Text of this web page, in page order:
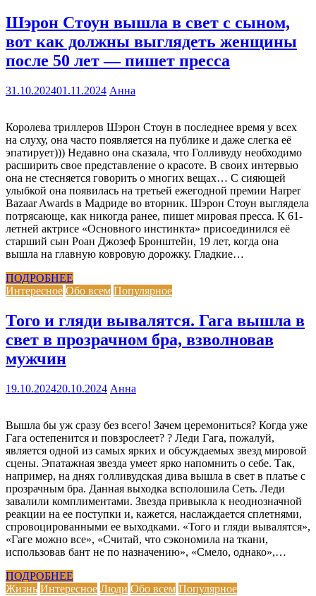
Шэрон Стоун вышла в свет с сыном,
вот как должны выглядеть женщины
после 50 лет — пишет пресса
31.10.202401.11.2024 Анна
Королева триллеров Шэрон Стоун в последнее время у всех
на слуху, она часто появляется на публике и даже слегка её
эпатирует))) Недавно она сказала, что Голливуду необходимо
расширить свое представление о красоте. В своих интервью
она не стесняется говорить о многих вещах… С сияющей
улыбкой она появилась на третьей ежегодной премии Harper
Bazaar Awards в Мадриде во вторник. Шэрон Стоун выглядела
потрясающе, как никогда ранее, пишет мировая пресса. К 61-
летней актрисе «Основного инстинкта» присоединился её
старший сын Роан Джозеф Бронштейн, 19 лет, когда она
вышла на главную ковровую дорожку. Гладкие…
ПОДРОБНЕЕ
Интересное Обо всем Популярное
Того и гляди вывалятся. Гага вышла в
свет в прозрачном бра, взволновав
мужчин
19.10.202420.10.2024 Анна
Вышла бы уж сразу без всего! Зачем церемониться? Когда уже
Гага остепенится и повзрослеет? ? Леди Гага, пожалуй,
является одной из самых ярких и обсуждаемых звезд мировой
сцены. Эпатажная звезда умеет ярко напомнить о себе. Так,
например, на днях голливудская дива вышла в свет в платье с
прозрачным бра. Данная выходка всполошила Сеть. Леди
завалили комплиментами. Звезда привыкла к неоднозначной
реакции на ее поступки и, кажется, наслаждается сплетнями,
спровоцированными ее выходками. «Того и гляди вывалятся»,
«Гаге можно все», «Считай, что сэкономила на ткани,
использовав бант не по назначению», «Смело, однако»,…
ПОДРОБНЕЕ
Жизнь Интересное Люди Обо всем Популярное